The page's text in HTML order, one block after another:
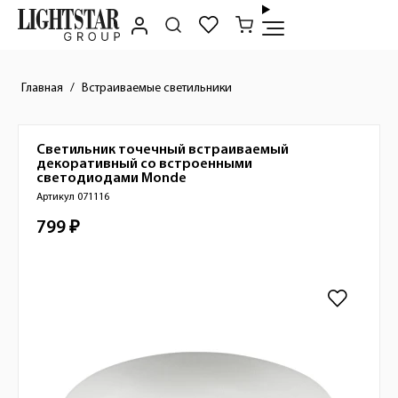
Главная Встраиваемые светильники
Краткое описание товара
Светильник точечный встраиваемый
декоративный со встроенными
светодиодами Monde
Артикул 071116
Стоимость товара
799 ₽